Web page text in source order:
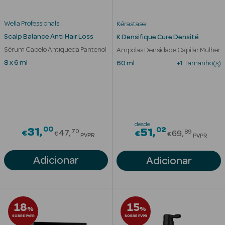
Wella Professionals
Scalp Balance Anti Hair Loss
Sérum Cabelo Antiqueda Pantenol
8 x 6 ml
€31 00Price reduced from
€ 47 70
PVPR
Adicionar
Kérastase
K Densifique Cure Densité
Ampolas Densidade Capilar Mulher
60 ml
+1 Tamanho(s)
desde
€51 02Price
€69 89
PVPR
Adicionar
18%
SOBRE PVPR
15%
SOBRE PVPR